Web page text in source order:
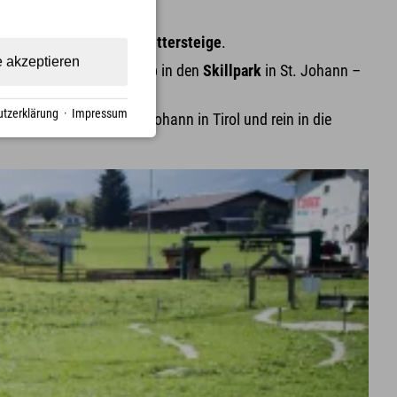
Klettersteige.
aus geht's für Dich ab in denSkillpark in St. Johann –
Unterkunft in St. Johann in Tirol und rein in die
akzeptieren
· Impressum